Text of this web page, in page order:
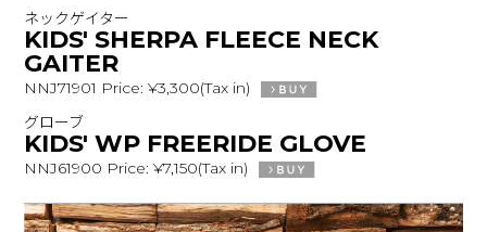
ネックゲイター
KIDS' SHERPA FLEECE NECK
GAITER
NNJ71901 Price: ¥3,300(Tax in)
グローブ
KIDS' WP FREERIDE GLOVE
NNJ61900 Price: ¥7,150(Tax in)